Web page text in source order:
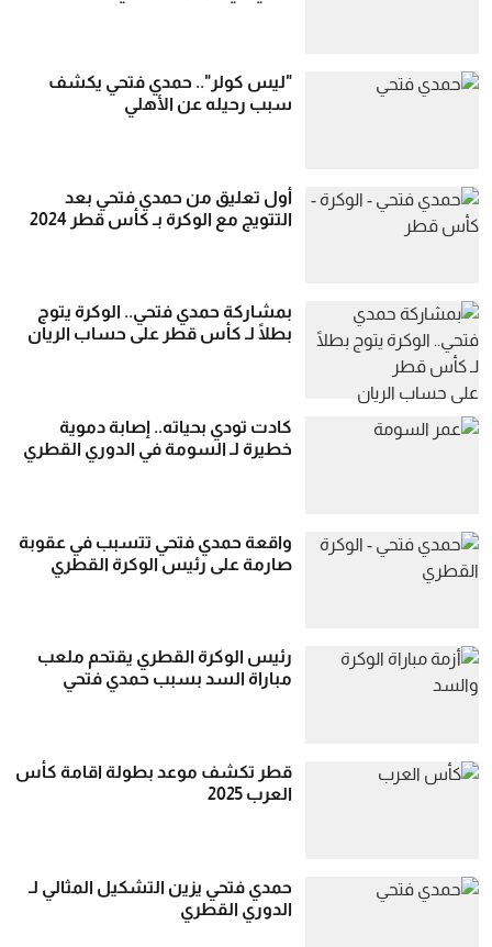
"ليس كولر".. حمدي فتحي يكشف
سبب رحيله عن الأهلي
أول تعليق من حمدي فتحي بعد
التتويج مع الوكرة بـ كأس قطر 2024
بمشاركة حمدي فتحي.. الوكرة يتوج
بطلًا لـ كأس قطر على حساب الريان
كادت تودي بحياته.. إصابة دموية
خطيرة لـ السومة في الدوري القطري
واقعة حمدي فتحي تتسبب في عقوبة
صارمة على رئيس الوكرة القطري
رئيس الوكرة القطري يقتحم ملعب
مباراة السد بسبب حمدي فتحي
قطر تكشف موعد بطولة اقامة كأس
العرب 2025
حمدي فتحي يزين التشكيل المثالي لـ
الدوري القطري